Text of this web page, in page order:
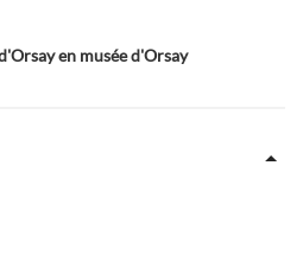
en musée d'Orsay